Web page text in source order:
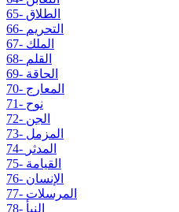
65- الطلاق
66- التحريم
67- الملك
68- القلم
69- الحاقة
70- المعارج
71- نوح
72- الجن
73- المزمل
74- المدثر
75- القيامة
76- الإنسان
77- المرسلات
78- النبأ